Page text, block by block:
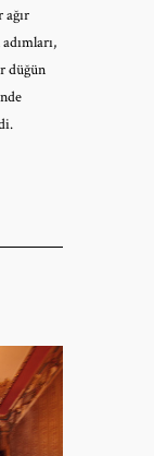
ağır
düğün